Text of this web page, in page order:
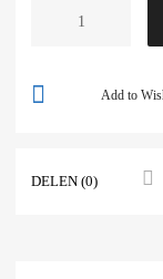
Add to
DELEN (0)